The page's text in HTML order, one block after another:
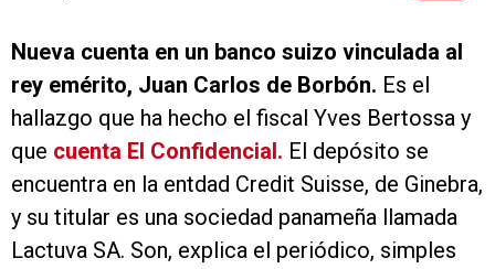
Nueva cuenta en un banco suizo vinculada al
rey emérito, Juan Carlos de Borbón. Es el
hallazgo que ha hecho el fiscal Yves Bertossa y
que cuenta El Confidencial. El depósito se
encuentra en la entdad Credit Suisse, de Ginebra,
y su titular es una sociedad panameña llamada
Lactuva SA. Son, explica el periódico, simples